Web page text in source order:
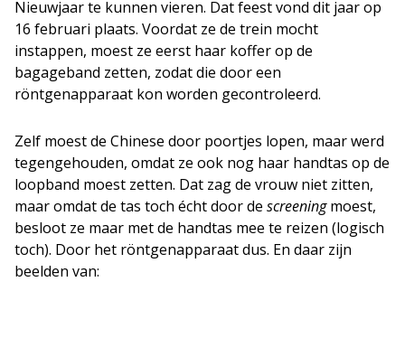
Nieuwjaar te kunnen vieren. Dat feest vond dit jaar op
16 februari plaats. Voordat ze de trein mocht
instappen, moest ze eerst haar koffer op de
bagageband zetten, zodat die door een
röntgenapparaat kon worden gecontroleerd.
Zelf moest de Chinese door poortjes lopen, maar werd
tegengehouden, omdat ze ook nog haar handtas op de
loopband moest zetten. Dat zag de vrouw niet zitten,
maar omdat de tas toch écht door de screeningmoest,
besloot ze maar met de handtas mee te reizen (logisch
toch). Door het röntgenapparaat dus. En daar zijn
beelden van: